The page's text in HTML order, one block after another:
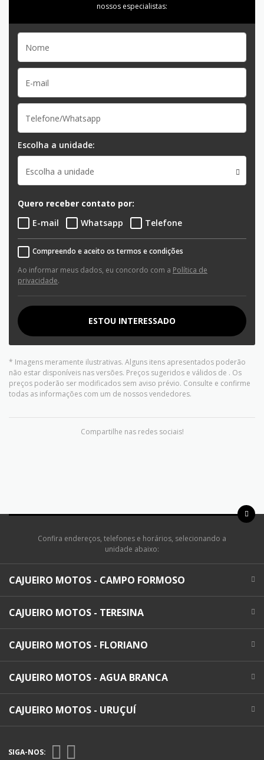
nossos especialistas:
Escolha a unidade:
Escolha a unidade
Quero receber contato por:
E-mail
Whatsapp Telefone
Compreendo e aceito os termos e condições
Ao informar meus dados, eu concordo com a Política de
privacidade.
ESTOU INTERESSADO
* Imagens meramente ilustrativas. Alguns itens apresentados poderão
não estar disponíveis nas versões. Preços sugeridos e válidos de . Os
preços poderão ser modificados sem aviso prévio. Consulte e confirme
todas as informações com um de nossos vendedores.
Compartilhe nas redes sociais!
Confira endereços, telefones e horários, selecionando a
unidade abaixo:
CAJUEIRO MOTOS - CAMPO FORMOSO
CAJUEIRO MOTOS - TERESINA
CAJUEIRO MOTOS - FLORIANO
CAJUEIRO MOTOS - AGUA BRANCA
CAJUEIRO MOTOS - URUÇUÍ
SIGA-NOS: